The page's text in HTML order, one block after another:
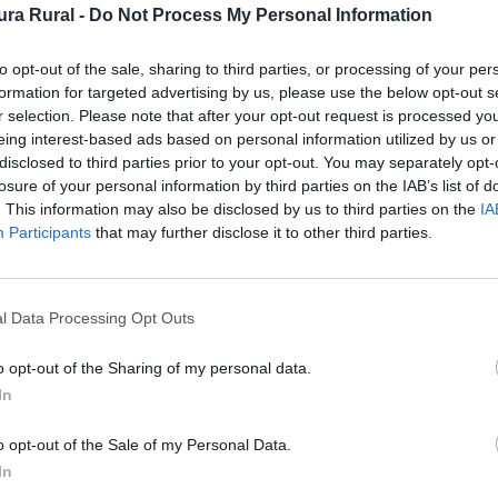
Rural - Do Not Process My Personal Information
opt-out of the sale, sharing to third parties, or processing of your
for targeted advertising by us, please use the below opt-out
selection. Please note that after your opt-out request is processed
interest-based ads based on personal information utilized by us
to third parties prior to your opt-out. You may separately
of your personal information by third parties on the IAB’s list of
This information may also be disclosed by us to third parties on the
Participants that may further disclose it to other third parties.
Data Processing Opt Outs
opt-out of the Sharing of my personal data.
opt-out of the Sale of my Personal Data.
Orientación en
Dificultad en el
Desplazamiento
2
Cantidad de
Esfuerzo
3
dirección a la Quinta dle Café. Antes de llegar a la
llegar a un cruce donde iremos a la izquierda
rutas hasta el punto más alto donde tomamos un
y tras ella a la carretera de La Tojera-Bacoco y
Los Bastos donde nosotros giraremos a la izquierda.
Junto a una casa a la derecha del camino hay
la carretera y continuamos por ella 2 kms. tras los